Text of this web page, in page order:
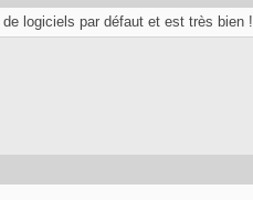
logiciels par défaut et est très bien !